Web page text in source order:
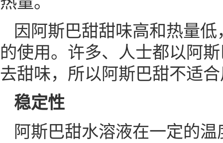
因阿斯巴甜甜味高和热量
的使用。许多、人士都以阿
去甜味，所以阿斯巴甜不适
稳定性
阿斯巴甜水溶液在一定的